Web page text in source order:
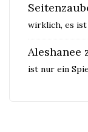
wirklich, es ist
Aleshanee
ist nur ein